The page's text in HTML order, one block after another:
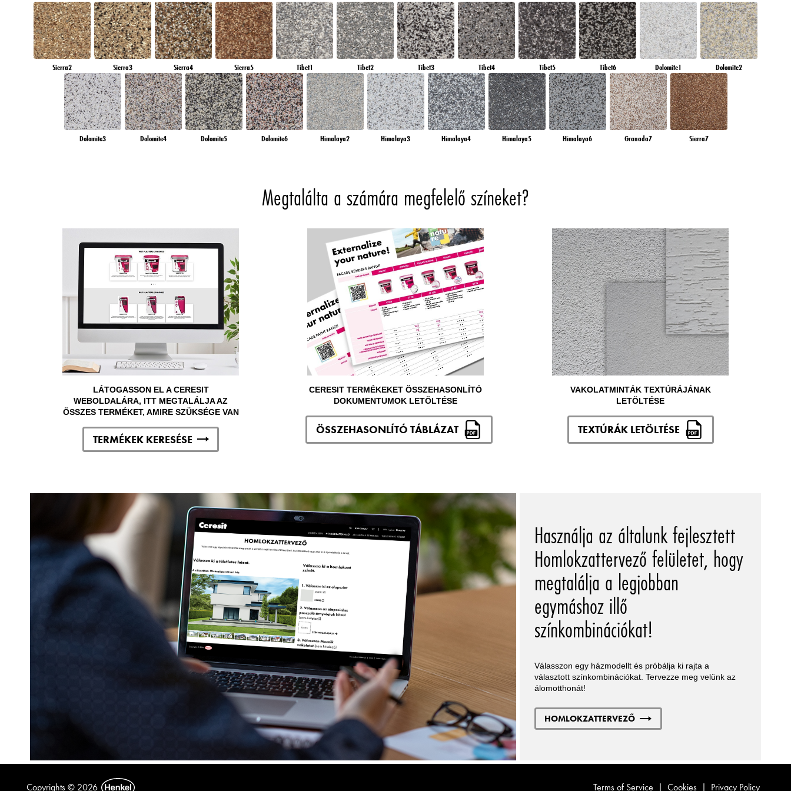
Sierra2 Sierra3 Sierra4 Sierra5 Tibet1 Tibet2 Tibet3 Tibet4 Tibet5 Tibet6 Dolomite1 Dolomite2
Dolomite3 Dolomite4 Dolomite5 Dolomite6 Himalaya2 Himalaya3 Himalaya4 Himalaya5 Himalaya6 Granada7 Sierra7
Megtalálta a számára megfelelő színeket?
LÁTOGASSON EL A CERESIT
WEBOLDALÁRA, ITT MEGTALÁLJA AZ
ÖSSZES TERMÉKET, AMIRE SZÜKSÉGE VAN
TERMÉKEK KERESÉSE
CERESIT TERMÉKEKET ÖSSZEHASONLÍTÓ
DOKUMENTUMOK LETÖLTÉSE
ÖSSZEHASONLÍTÓ TÁBLÁZAT
VAKOLATMINTÁK TEXTÚRÁJÁNAK
LETÖLTÉSE
TEXTÚRÁK LETÖLTÉSE
Használja az általunk fejlesztett
Homlokzattervező felületet, hogy
megtalálja a legjobban
egymáshoz illő
színkombinációkat!
Válasszon egy házmodellt és próbálja ki rajta a
választott színkombinációkat. Tervezze meg velünk az
álomotthonát!
HOMLOKZATTERVEZŐ
Copyrights © 2026 Terms of Service | Cookies | Privacy Policy